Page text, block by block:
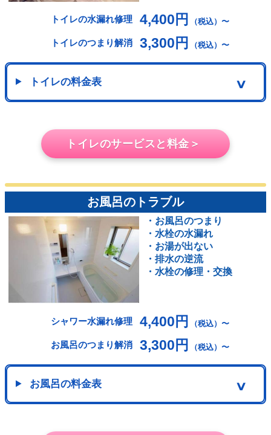
トイレの水漏れ修理 4,400円 （税込）〜
トイレのつまり解消 3,300円 （税込）〜
トイレの料金表 ∨
トイレのサービスと料金＞
お風呂のトラブル
・お風呂のつまり
・水栓の水漏れ
・お湯が出ない
・排水の逆流
・水栓の修理・交換
シャワー水漏れ修理 4,400円 （税込）〜
お風呂のつまり解消 3,300円 （税込）〜
お風呂の料金表 ∨